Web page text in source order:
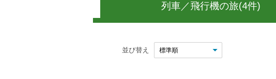
列車／飛行機の旅(4件)
並び替え